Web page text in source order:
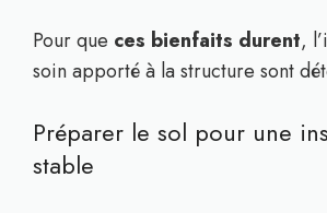
Pour que ces bienfaits durent,
soin apporté à la structure sont
Préparer le sol pour une
stable